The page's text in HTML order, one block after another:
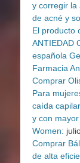
y corregir la
de acné y
El producto
ANTIEDAD
española
Farmacia
Comprar
Para
caída
y con
Women:
Comprar
de alta